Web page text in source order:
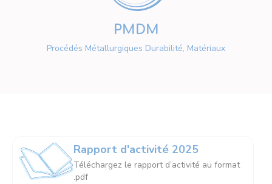
PMDM
Procédés Métallurgiques Durabilité, Matériaux
Rapport d'activité 2025
Téléchargez le rapport d’activité au format
.pdf